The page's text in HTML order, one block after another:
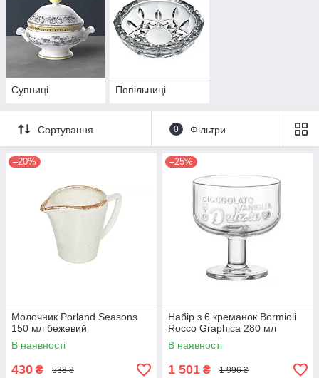
Супниці Попільниці
Сортування 0 Фільтри
–20%
Молочник Porland Seasons
150 мл бежевий
В наявності
430 ₴ 538 ₴
–25%
Набір з 6 креманок Bormioli
Rocco Graphica 280 мл
В наявності
1 501 ₴ 1 996 ₴